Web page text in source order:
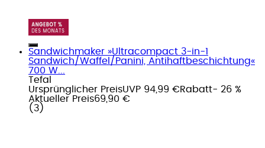
Sandwichmaker »Ultracompact 3-in-1
Sandwich/Waffel/Panini, Antihaftbeschichtung«
700 W...
Tefal
Ursprünglicher PreisUVP 94,99 €Rabatt- 26 %
Aktueller Preis69,90 €
( 3 )